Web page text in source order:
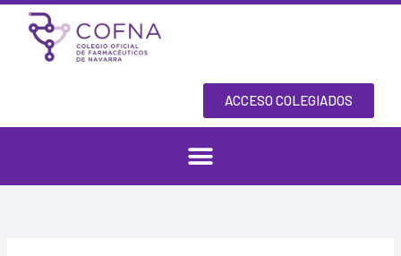
Skip
content
ACCESO COLEGIADOS